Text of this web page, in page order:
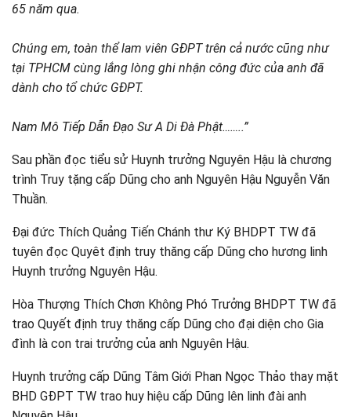
65 năm qua.
Chúng em, toàn thể lam viên GĐPT trên cả nước cũng như
tại TPHCM cùng lắng lòng ghi nhận công đức của anh đã
dành cho tổ chức GĐPT.
Nam Mô Tiếp Dẫn Đạo Sư A Di Đà Phật……..”
Sau phần đọc tiểu sử Huynh trưởng Nguyên Hậu là chương
trình Truy tặng cấp Dũng cho anh Nguyên Hậu Nguyễn Văn
Thuần.
Đại đức Thích Quảng Tiến Chánh thư Ký BHDPT TW đã
tuyên đọc Quyêt định truy thăng cấp Dũng cho hương linh
Huynh trưởng Nguyên Hậu.
Hòa Thượng Thích Chơn Không Phó Trưởng BHDPT TW đã
trao Quyết định truy thăng cấp Dũng cho đại diện cho Gia
đình là con trai trưởng của anh Nguyên Hậu.
Huynh trưởng cấp Dũng Tâm Giới Phan Ngọc Thảo thay mặt
BHD GĐPT TW trao huy hiệu cấp Dũng lên linh đài anh